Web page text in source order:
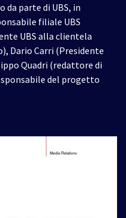
da parte di UBS, in
filiale UBS
UBS alla clientela
Dario Carri (Presidente
Quadri (redattore di
del progetto